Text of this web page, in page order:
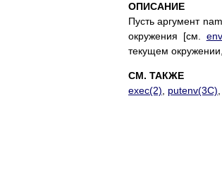
ОПИСАНИЕ
Пусть аргумент
окружения [см.
текущем
СМ. ТАКЖЕ
exec(2)
putenv(3C)